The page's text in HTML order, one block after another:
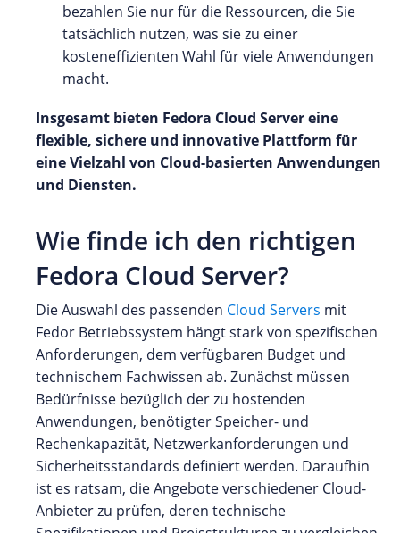
bezahlen Sie nur für die Ressourcen, die Sie
tatsächlich nutzen, was sie zu einer
kosteneffizienten Wahl für viele Anwendungen
macht.
Insgesamt bieten Fedora Cloud Server eine
flexible, sichere und innovative Plattform für
eine Vielzahl von Cloud-basierten Anwendungen
und Diensten.
Wie finde ich den richtigen
Fedora Cloud Server?
Die Auswahl des passenden Cloud Servers mit
Fedor Betriebssystem hängt stark von spezifischen
Anforderungen, dem verfügbaren Budget und
technischem Fachwissen ab. Zunächst müssen
Bedürfnisse bezüglich der zu hostenden
Anwendungen, benötigter Speicher- und
Rechenkapazität, Netzwerkanforderungen und
Sicherheitsstandards definiert werden. Daraufhin
ist es ratsam, die Angebote verschiedener Cloud-
Anbieter zu prüfen, deren technische